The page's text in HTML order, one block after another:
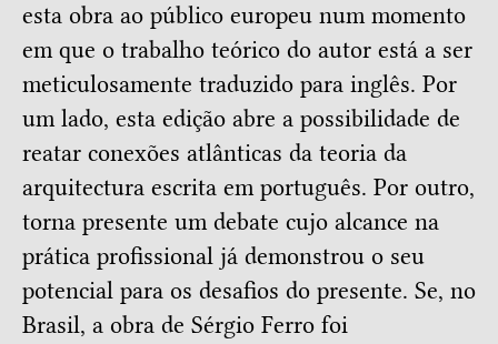
esta obra ao público europeu num momento
em que o trabalho teórico do autor está a ser
meticulosamente traduzido para inglês. Por
um lado, esta edição abre a possibilidade de
reatar conexões atlânticas da teoria da
arquitectura escrita em português. Por outro,
torna presente um debate cujo alcance na
prática profissional já demonstrou o seu
potencial para os desafios do presente. Se, no
Brasil, a obra de Sérgio Ferro foi